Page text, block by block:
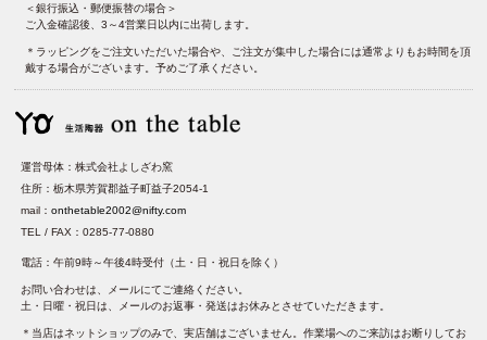
＜銀行振込・郵便振替の場合＞
ご入金確認後、3～4営業日以内に出荷します。
＊ラッピングをご注文いただいた場合や、ご注文が集中した場合には通常よりもお時間を頂
戴する場合がございます。予めご了承ください。
運営母体：株式会社よしざわ窯
住所：栃木県芳賀郡益子町益子2054-1
mail：onthetable2002@nifty.com
TEL / FAX：0285-77-0880
電話：午前9時～午後4時受付（土・日・祝日を除く）
お問い合わせは、メールにてご連絡ください。
土・日曜・祝日は、メールのお返事・発送はお休みとさせていただきます。
＊当店はネットショップのみで、実店舗はございません。作業場へのご来訪はお断りしてお